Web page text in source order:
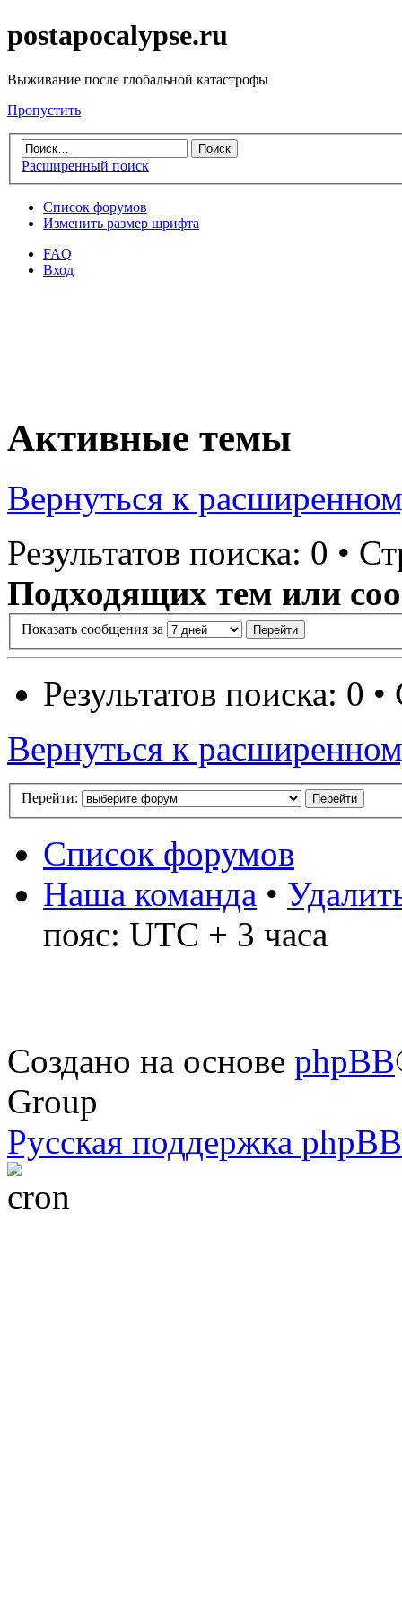
postapocalypse.ru
Выживание после глобальной катастрофы
Пропустить
Расширенный поиск
Список форумов
Изменить размер шрифта
FAQ
Вход
Активные темы
Вернуться к
Результатов поиска: 0 •
Подходящих тем или
Показать сообщения за
Результатов поиска: 0
Вернуться к
Перейти:
Список форумов
Наша команда •
пояс: UTC + 3 часа
Создано на основе phpBB
Group
Русская поддержка phpBB